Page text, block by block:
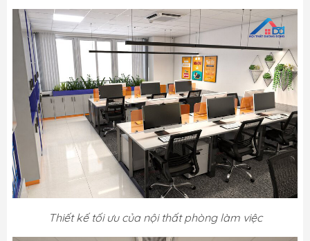
Thiết kế tối ưu của nội thất phòng làm việc